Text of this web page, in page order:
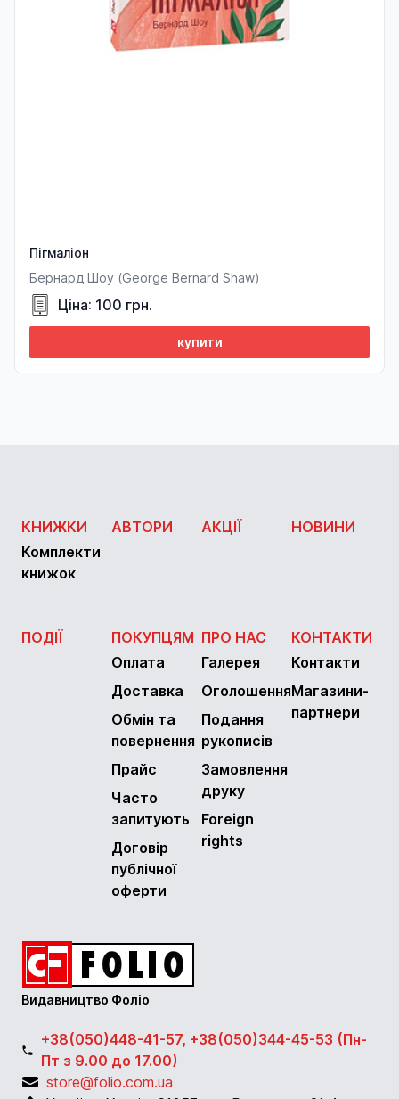
Пігмаліон
Бернард Шоу (George Bernard Shaw)
Ціна: 100 грн.
купити
КНИЖКИ
Комплекти
книжок
АВТОРИ АКЦІЇ НОВИНИ
ПОДІЇ
ПОКУПЦЯМ
Оплата
Доставка
Обмін та
повернення
Прайс
Часто
запитують
Договір
публічної
оферти
ПРО НАС
Галерея
Оголошення
Подання
рукописів
Замовлення
друку
Foreign
rights
КОНТАКТИ
Контакти
Магазини-
партнери
Видавництво Фоліо
+38(050)448-41-57, +38(050)344-45-53 (Пн-
Пт з 9.00 до 17.00)
store@folio.com.ua